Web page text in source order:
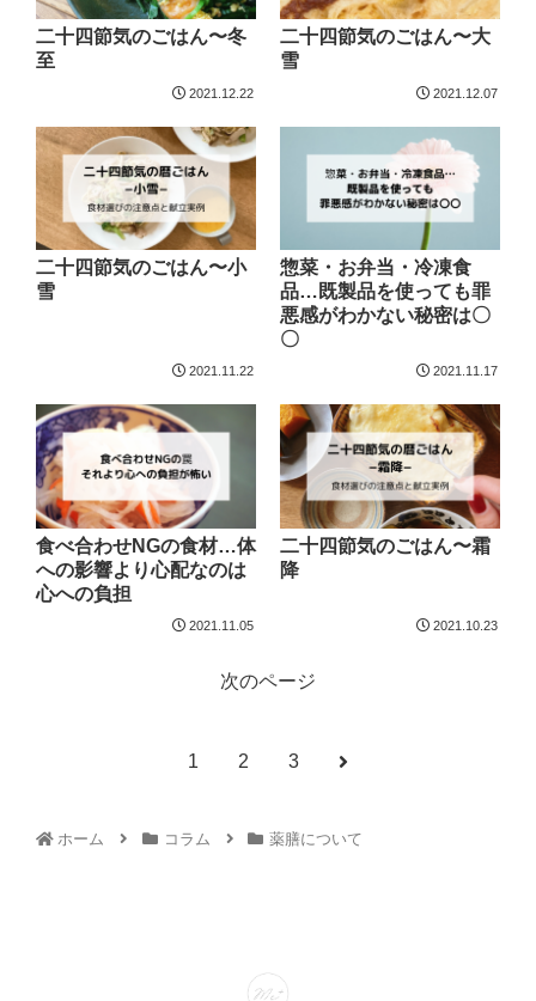
二十四節気のごはん〜冬
至
2021.12.22
二十四節気のごはん〜大
雪
2021.12.07
二十四節気のごはん〜小
雪
2021.11.22
惣菜・お弁当・冷凍食
品…既製品を使っても罪
悪感がわかない秘密は〇
〇
2021.11.17
食べ合わせNGの食材…体
への影響より心配なのは
心への負担
2021.11.05
二十四節気のごはん〜霜
降
2021.10.23
次のページ
1 2 3
ホーム コラム 薬膳について